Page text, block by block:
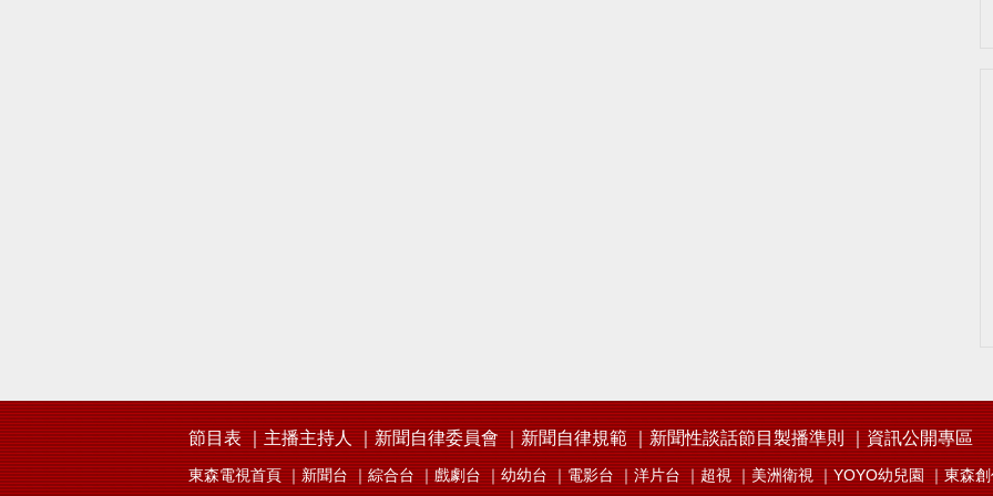
節目表 主播主持人 新聞自律委員會 新聞自律規範 新聞性談話節目製播準則 資訊公開專區
東森電視首頁 新聞台 綜合台 戲劇台 幼幼台 電影台 洋片台 超視 美洲衛視 YOYO幼兒園 東森